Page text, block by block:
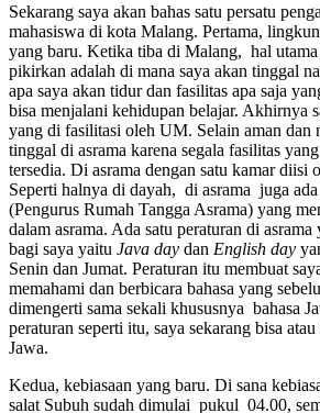
Sekarang saya akan bahas satu persatu
mahasiswa di kota Malang. Pertama,
yang baru. Ketika tiba di Malang, hal utama
pikirkan adalah di mana saya akan tinggal
apa saya akan tidur dan fasilitas apa saja
bisa menjalani kehidupan belajar. Akhirnya
yang di fasilitasi oleh UM. Selain aman dan
tinggal di asrama karena segala fasilitas
tersedia. Di asrama dengan satu kamar diisi
Seperti halnya di dayah, di asrama juga
(Pengurus Rumah Tangga Asrama) yang
dalam asrama. Ada satu peraturan di
bagi saya yaitu Java day dan English day
Senin dan Jumat. Peraturan itu membuat
memahami dan berbicara bahasa yang
dimengerti sama sekali khususnya bahasa
peraturan seperti itu, saya sekarang bisa atau
Jawa.
Kedua, kebiasaan yang baru. Di sana
salat Subuh sudah dimulai pukul 04.00,